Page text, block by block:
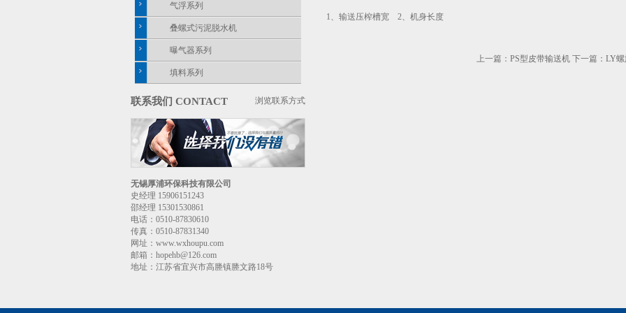
气浮系列
叠螺式污泥脱水机
曝气器系列
填料系列
联系我们 CONTACT 浏览联系方式
无锡厚浦环保科技有限公司
史经理 15906151243
邵经理 15301530861
电话：0510-87830610
传真：0510-87831340
网址：www.wxhoupu.com
邮箱：hopehb@126.com
地址：江苏省宜兴市高塍镇塍文路18号
1、输送压榨槽宽 2、机身长度
上一篇： PS型皮带输送机 下一篇： LY